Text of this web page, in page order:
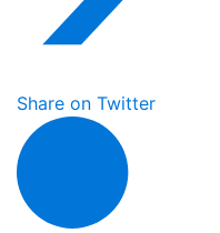
Share on Twitter